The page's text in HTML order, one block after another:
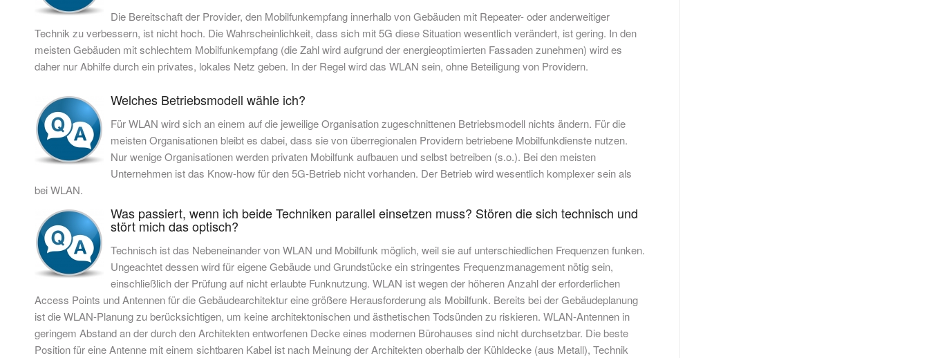
Die Bereitschaft der Provider, den Mobilfunkempfang innerhalb von Gebäuden mit Repeater- oder anderweitiger
Technik zu verbessern, ist nicht hoch. Die Wahrscheinlichkeit, dass sich mit 5G diese Situation wesentlich verändert, ist gering. In den
meisten Gebäuden mit schlechtem Mobilfunkempfang (die Zahl wird aufgrund der energieoptimierten Fassaden zunehmen) wird es
daher nur Abhilfe durch ein privates, lokales Netz geben. In der Regel wird das WLAN sein, ohne Beteiligung von Providern.
Welches Betriebsmodell wähle ich?
Für WLAN wird sich an einem auf die jeweilige Organisation zugeschnittenen Betriebsmodell nichts ändern. Für die
meisten Organisationen bleibt es dabei, dass sie von überregionalen Providern betriebene Mobilfunkdienste nutzen.
Nur wenige Organisationen werden privaten Mobilfunk aufbauen und selbst betreiben (s.o.). Bei den meisten
Unternehmen ist das Know-how für den 5G-Betrieb nicht vorhanden. Der Betrieb wird wesentlich komplexer sein als
bei WLAN.
Was passiert, wenn ich beide Techniken parallel einsetzen muss? Stören die sich technisch und
stört mich das optisch?
Technisch ist das Nebeneinander von WLAN und Mobilfunk möglich, weil sie auf unterschiedlichen Frequenzen funken.
Ungeachtet dessen wird für eigene Gebäude und Grundstücke ein stringentes Frequenzmanagement nötig sein,
einschließlich der Prüfung auf nicht erlaubte Funknutzung. WLAN ist wegen der höheren Anzahl der erforderlichen
Access Points und Antennen für die Gebäudearchitektur eine größere Herausforderung als Mobilfunk. Bereits bei der Gebäudeplanung
ist die WLAN-Planung zu berücksichtigen, um keine architektonischen und ästhetischen Todsünden zu riskieren. WLAN-Antennen in
geringem Abstand an der durch den Architekten entworfenen Decke eines modernen Bürohauses sind nicht durchsetzbar. Die beste
Position für eine Antenne mit einem sichtbaren Kabel ist nach Meinung der Architekten oberhalb der Kühldecke (aus Metall), Technik